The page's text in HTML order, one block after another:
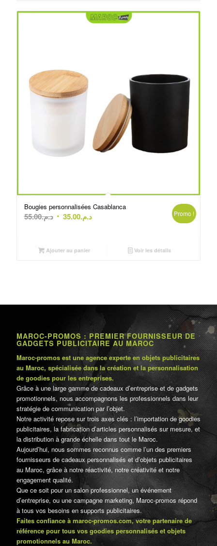
Bougies personnalisées Casablanca
د.م.55.00
Le
était :
د.م.35.00
Le
Promo !
Ajouter au panier Voir les détails
MAROC-PROMOS : PREMIER FOURNISSEUR DE
GADGETS PUBLICITAIRE AU MAROC
Maroc-promos est une agence experte en objets publicitaires
au Maroc, spécialisée dans la création et la personnalisation
de goodies pour les entreprises.
Grâce à une large gamme de cadeaux d’entreprise et de gadgets
promotionnels, nous accompagnons les professionnels dans leur
stratégie de communication par l’objet.
Notre activité repose sur trois axes clés : l’importation de goodies
publicitaires, la fabrication d’articles personnalisés sur mesure, et
la distribution à grande échelle dans tout le Maroc.
Aujourd’hui, nous sommes reconnus comme l’un des premiers
fournisseurs de cadeaux personnalisés et d’objets publicitaires
au Maroc, grâce à notre réactivité, notre créativité et notre
engagement qualité.
Que ce soit pour un salon professionnel, un événement
d’entreprise, ou une campagne marketing, Maroc-promos répond
à tous vos besoins en supports publicitaires.
Faites confiance à maroc-promos.com, votre partenaire de
référence pour tous vos goodies personnalisés et objets
promotionnels au Maroc.